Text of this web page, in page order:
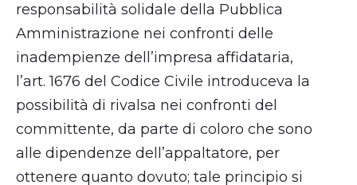
responsabilità solidale della Pubblica
Amministrazione nei confronti delle
inadempienze dell’impresa affidataria,
l’art. 1676 del Codice Civile introduceva la
possibilità di rivalsa nei confronti del
committente, da parte di coloro che sono
alle dipendenze dell’appaltatore, per
ottenere quanto dovuto; tale principio si